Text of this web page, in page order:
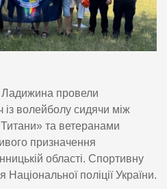
Ладижина провели
із волейболу сидячи між
та ветеранами
призначення
області. Спортивну
поліції України.